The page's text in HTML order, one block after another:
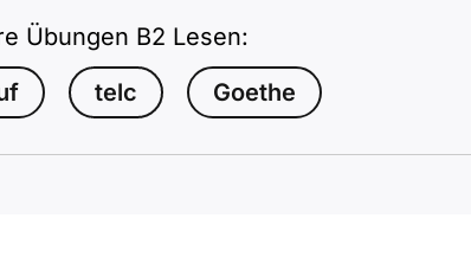
Übungen B2 Lesen:
telc Goethe